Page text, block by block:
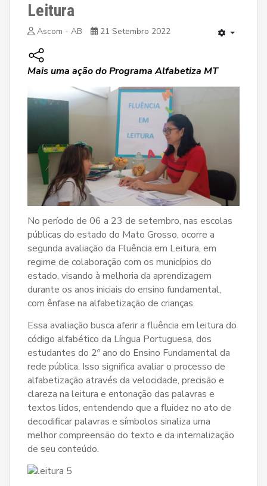
Leitura
Ascom - AB 21 Setembro 2022
Mais uma ação do Programa Alfabetiza MT
No período de 06 a 23 de setembro, nas escolas
públicas do estado do Mato Grosso, ocorre a
segunda avaliação da Fluência em Leitura, em
regime de colaboração com os municípios do
estado, visando à melhoria da aprendizagem
durante os anos iniciais do ensino fundamental,
com ênfase na alfabetização de crianças.
Essa avaliação busca aferir a fluência em leitura do
código alfabético da Língua Portuguesa, dos
estudantes do 2º ano do Ensino Fundamental da
rede pública. Isso significa avaliar o processo de
alfabetização através da velocidade, precisão e
clareza na leitura e entonação das palavras e
textos lidos, entendendo que a fluidez no ato de
decodificar palavras e símbolos sinaliza uma
melhor compreensão do texto e da internalização
de seu conteúdo.